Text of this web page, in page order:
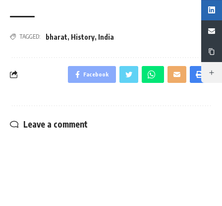
TAGGED: bharat, History, India
Facebook
Leave a comment